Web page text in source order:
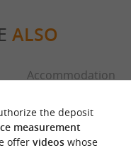
ALSO
Accommodation
the deposit
measurement
offer videoswhose